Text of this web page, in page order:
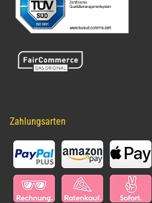
Zahlungsarten